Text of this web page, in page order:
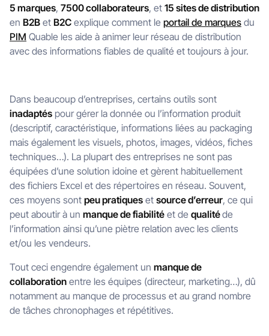
5 marques, 7500 collaborateurs, et 15 sites de distribution
en B2B et B2C explique comment le portail de marques du
PIM Quable les aide à animer leur réseau de distribution
avec des informations fiables de qualité et toujours à jour.
Dans beaucoup d’entreprises, certains outils sont
inadaptés pour gérer la donnée ou l’information produit
(descriptif, caractéristique, informations liées au packaging
mais également les visuels, photos, images, vidéos, fiches
techniques…). La plupart des entreprises ne sont pas
équipées d’une solution idoine et gèrent habituellement
des fichiers Excel et des répertoires en réseau. Souvent,
ces moyens sont peu pratiques et source d’erreur, ce qui
peut aboutir à un manque de fiabilité et de qualitéde
l’information ainsi qu’une piètre relation avec les clients
et/ou les vendeurs.
Tout ceci engendre également un manque de
collaboration entre les équipes (directeur, marketing…), dû
notamment au manque de processus et au grand nombre
de tâches chronophages et répétitives.